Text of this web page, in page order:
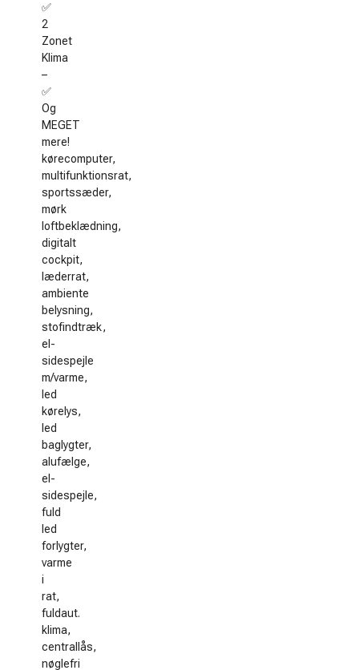
✅
2
Zonet
Klima
–
✅
Og
MEGET
mere!
kørecomputer,
multifunktionsrat,
sportssæder,
mørk
loftbeklædning,
digitalt
cockpit,
læderrat,
ambiente
belysning,
stofindtræk,
el-
sidespejle
m/varme,
led
kørelys,
led
baglygter,
alufælge,
el-
sidespejle,
fuld
led
forlygter,
varme
i
rat,
fuldaut.
klima,
centrallås,
nøglefri